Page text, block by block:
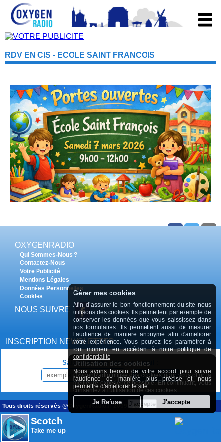
RDV EN CIS - ECOLE SAINT FRANCOIS
RETROUVER TOUS LES PODCASTS LES RENDEZ-VOUS EN
CAMBRÉSIS
Scotch
Take me up
OXYGENRADIO
Qui Sommes-Nous ?
Contactez-Nous
Votre Publicité
Mentions Légales
Données Personnelles
Cookies
NOUS SUIVRE
INSCRIPTION NEWSLETTER
Saisissez votre adresse e-mail :
INSCRIPTION
Tous droits réservés @OxygenRadio.fr 2009 - 2020
Utilisation des cookies
OxygenRadio utilise des cookies pour vous offrir la
meilleure expérience possible. En continuant, vous
consentez à l'utilisation de ces cookies.
Gérer mes cookies
Afin d’assurer le bon fonctionnement du site nous
utilisons des cookies. Ils permettent par exemple de
conserver les données que vous saississez dans
nos formulaires. Ils permettent aussi de mesurer
l’audience de manière anonyme afin d'améliorer
votre expérience. Vous pouvez les paramétrer à
tout moment en accédant ànotre politique de
confidentialité
Nous avons beosin de votre accord pour suivre
l'audience de manière plus précise et nous
permettre d'améliorer le site.